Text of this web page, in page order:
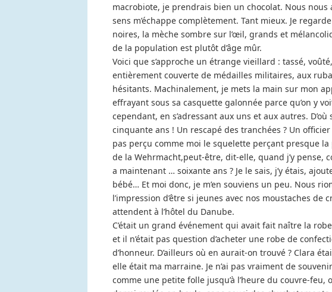
macrobiote, je prendrais bien un chocolat. Nous
sens m’échappe complètement. Tant mieux. Je
noires, la mèche sombre sur l’œil, grands et
de la population est plutôt d’âge mûr.
Voici que s’approche un étrange vieillard : tassé,
entièrement couverte de médailles militaires, aux
hésitants. Machinalement, je mets la main sur mon
effrayant sous sa casquette galonnée parce qu’on y
cependant, en s’adressant aux uns et aux autres.
cinquante ans ! Un rescapé des tranchées ? Un officier
pas perçu comme moi le squelette perçant presque
de la Wehrmacht,peut-être, dit-elle, quand j’y pense,
a maintenant … soixante ans ? Je le sais, j’y étais,
bébé… Et moi donc, je m’en souviens un peu. Nous
l’impression d’être si jeunes avec nos moustaches
attendent à l’hôtel du Danube.
C’était un grand événement qui avait fait naître la
et il n’était pas question d’acheter une robe de
d’honneur. D’ailleurs où en aurait-on trouvé ? Clara
elle était ma marraine. Je n’ai pas vraiment de
comme une petite folle jusqu’à l’heure du couvre-feu,